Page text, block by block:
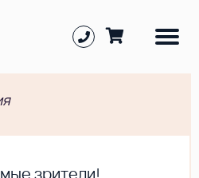
зрители!